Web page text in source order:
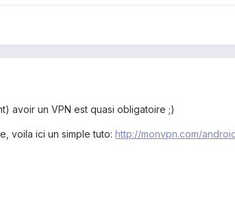
avoir un VPN est quasi obligatoire ;)
voila ici un simple tuto: http://monvpn.com/